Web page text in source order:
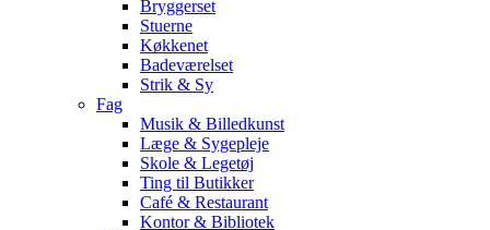
Bryggerset
Stuerne
Køkkenet
Badeværelset
Strik & Sy
Fag
Musik & Billedkunst
Læge & Sygepleje
Skole & Legetøj
Ting til Butikker
Café & Restaurant
Kontor & Bibliotek